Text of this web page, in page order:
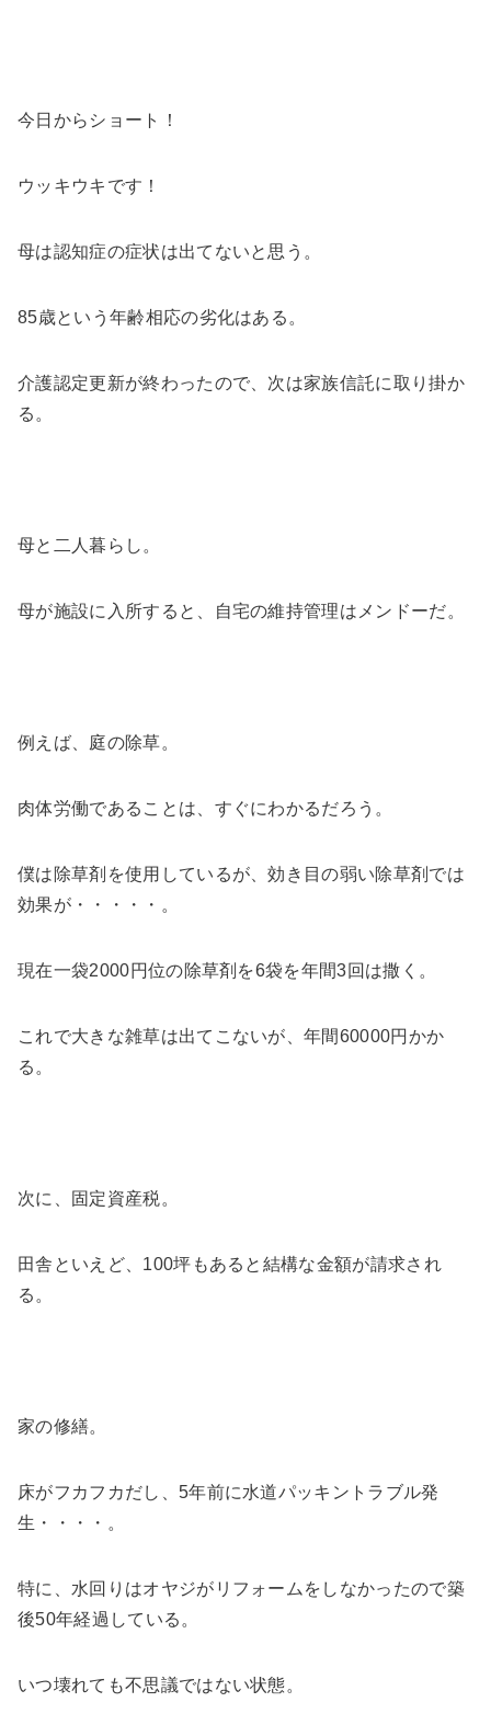
今日からショート！
ウッキウキです！
母は認知症の症状は出てないと思う。
85歳という年齢相応の劣化はある。
介護認定更新が終わったので、次は家族信託に取り掛か
る。
母と二人暮らし。
母が施設に入所すると、自宅の維持管理はメンドーだ。
例えば、庭の除草。
肉体労働であることは、すぐにわかるだろう。
僕は除草剤を使用しているが、効き目の弱い除草剤では
効果が・・・・・。
現在一袋2000円位の除草剤を6袋を年間3回は撒く。
これで大きな雑草は出てこないが、年間60000円かか
る。
次に、固定資産税。
田舎といえど、100坪もあると結構な金額が請求され
る。
家の修繕。
床がフカフカだし、5年前に水道パッキントラブル発
生・・・・。
特に、水回りはオヤジがリフォームをしなかったので築
後50年経過している。
いつ壊れても不思議ではない状態。